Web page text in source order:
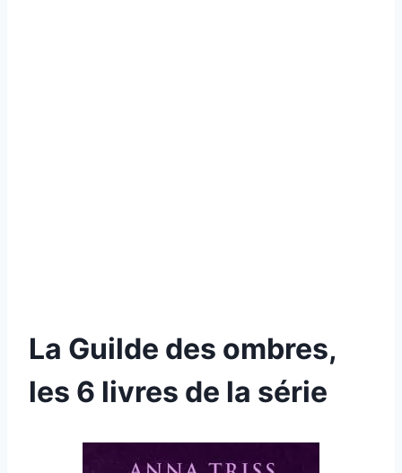
La Guilde des ombres,
les 6 livres de la série